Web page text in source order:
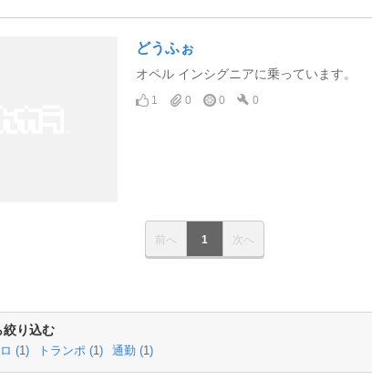
どうふぉ
オペル インシグニアに乗っています。
1 0 0 0
前へ 1 次へ
絞り込む
(1) トランポ (1) 通勤 (1)